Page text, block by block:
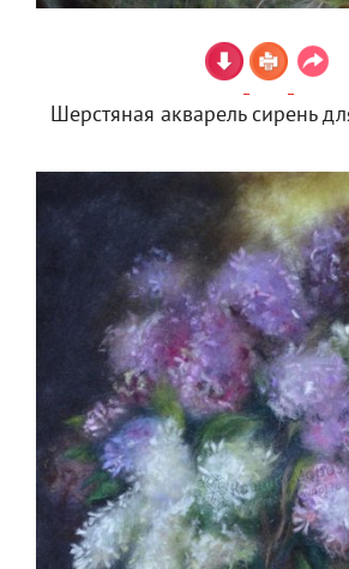
Шерстяная акварель сирень